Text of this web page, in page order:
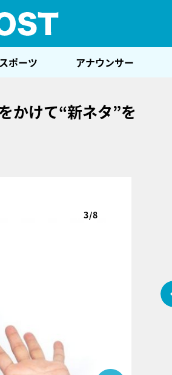
スポーツ アナウンサー
かけて“新ネタ”を
3/8
『アイ＝ラブ！げーみんぐ』＝LOV
E齋藤樹愛羅＆佐々木舞香SPインタ
ビュー